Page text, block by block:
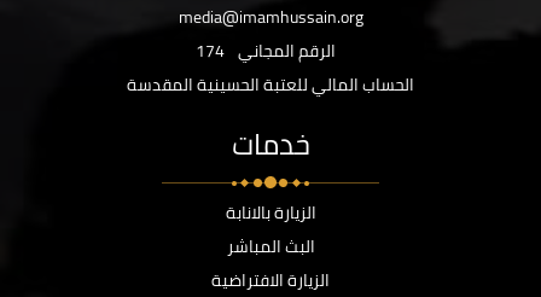
media@imamhussain.org
الرقم المجاني 174
الحساب المالي للعتبة الحسينية المقدسة
خدمات
الزيارة بالانابة
البث المباشر
الزيارة الافتراضية